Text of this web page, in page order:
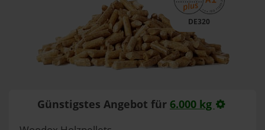
DE320
Günstigstes Angebot für 6.000 kg